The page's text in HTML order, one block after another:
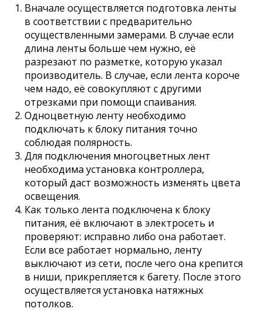
Вначале осуществляется подготовка ленты
в соответствии с предварительно
осуществленными замерами. В случае если
длина ленты больше чем нужно, её
разрезают по разметке, которую указал
производитель. В случае, если лента короче
чем надо, её совокупляют с другими
отрезками при помощи спаивания.
Одноцветную ленту необходимо
подключать к блоку питания точно
соблюдая полярность.
Для подключения многоцветных лент
необходима установка контроллера,
который даст возможность изменять цвета
освещения.
Как только лента подключена к блоку
питания, её включают в электросеть и
проверяют: исправно либо она работает.
Если все работает нормально, ленту
выключают из сети, после чего она крепится
в ниши, прикрепляется к багету. После этого
осуществляется установка натяжных
потолков.